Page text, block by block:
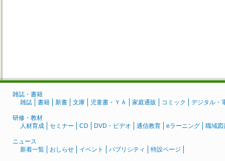
雑誌・書籍
雑誌
書籍 新書 文庫 児童書・ＹＡ 家庭通販 コミック デジタル・
研修・教材
人材育成
セミナー CD DVD・ビデオ 通信教育 eラーニング 職域図
ニュース
新着一覧
おしらせ イベント パブリシティ 特設ページ